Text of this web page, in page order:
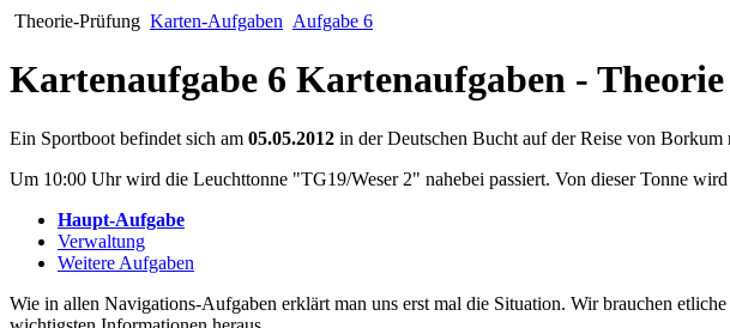
Theorie-Prüfung Karten-Aufgaben Aufgabe 6
Kartenaufgabe 6 Kartenaufgaben -
Ein Sportboot befindet sich am 05.05.2012 in der Deutschen Bucht auf der Reise von
Um 10:00 Uhr wird die Leuchttonne "TG19/Weser 2" nahebei passiert. Von dieser Tonne
Haupt-Aufgabe
Verwaltung
Weitere Aufgaben
Wie in allen Navigations-Aufgaben erklärt man uns erst mal die Situation. Wir brauchen